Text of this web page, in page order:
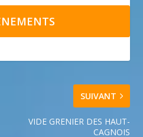
SUIVANT
VIDE GRENIER DES HAUT-
CAGNOIS